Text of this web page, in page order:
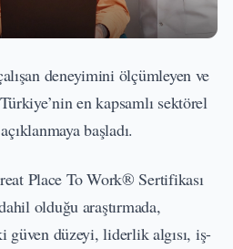
deneyimini ölçümleyen ve
en kapsamlı sektörel
başladı.
Place To Work® Sertifikası
olduğu araştırmada,
güven düzeyi, liderlik algısı, iş-